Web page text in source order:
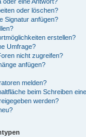
oder löschen?
Signatur anfügen?
erstellen?
Umfrage?
nicht zugreifen?
anfügen?
melden?
beim Schreiben
werden?